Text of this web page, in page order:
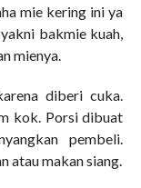
mie kering ini ya
bakmie kuah,
mienya.
diberi cuka.
kok. Porsi dibuat
pembeli.
atau makan siang.